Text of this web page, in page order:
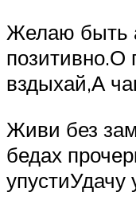
Желаю быть
вздыхай,А
Живи без
бедах
упустиУдачу